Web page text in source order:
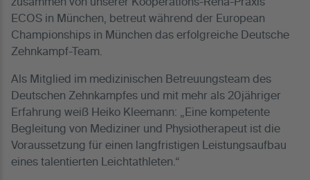
zusammen von unserer Kooperations-Reha-Praxis
ECOS in München, betreut während der European
Championships in München das erfolgreiche Deutsche
Zehnkampf-Team.
Als Mitglied im medizinischen Betreuungsteam des
Deutschen Zehnkampfes und mit mehr als 20jähriger
Erfahrung weiß Heiko Kleemann: „Eine kompetente
Begleitung von Mediziner und Physiotherapeut ist die
Voraussetzung für einen langfristigen Leistungsaufbau
eines talentierten Leichtathleten.“